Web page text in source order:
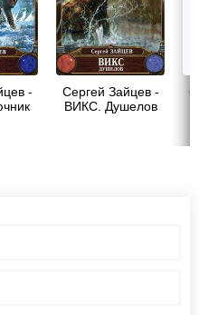
-
Сергей Зайцев -
ВИКС. Душелов